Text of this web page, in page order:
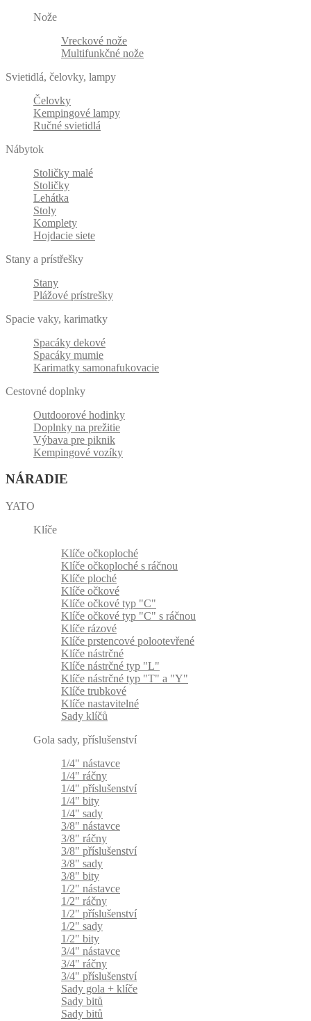
Nože
Vreckové nože
Multifunkčné nože
Svietidlá, čelovky, lampy
Čelovky
Kempingové lampy
Ručné svietidlá
Nábytok
Stoličky malé
Stoličky
Lehátka
Stoly
Komplety
Hojdacie siete
Stany a prístřešky
Stany
Plážové prístrešky
Spacie vaky, karimatky
Spacáky dekové
Spacáky mumie
Karimatky samonafukovacie
Cestovné doplnky
Outdoorové hodinky
Doplnky na prežitie
Výbava pre piknik
Kempingové vozíky
NÁRADIE
YATO
Klíče
Klíče očkoploché
Klíče očkoploché s ráčnou
Klíče ploché
Klíče očkové
Klíče očkové typ "C"
Klíče očkové typ "C" s ráčnou
Klíče rázové
Klíče prstencové polootevřené
Klíče nástrčné
Klíče nástrčné typ "L"
Klíče nástrčné typ "T" a "Y"
Klíče trubkové
Klíče nastavitelné
Sady klíčů
Gola sady, příslušenství
1/4" nástavce
1/4" ráčny
1/4" příslušenství
1/4" bity
1/4" sady
3/8" nástavce
3/8" ráčny
3/8" příslušenství
3/8" sady
3/8" bity
1/2" nástavce
1/2" ráčny
1/2" příslušenství
1/2" sady
1/2" bity
3/4" nástavce
3/4" ráčny
3/4" příslušenství
Sady gola + klíče
Sady bitů
Sady bitů